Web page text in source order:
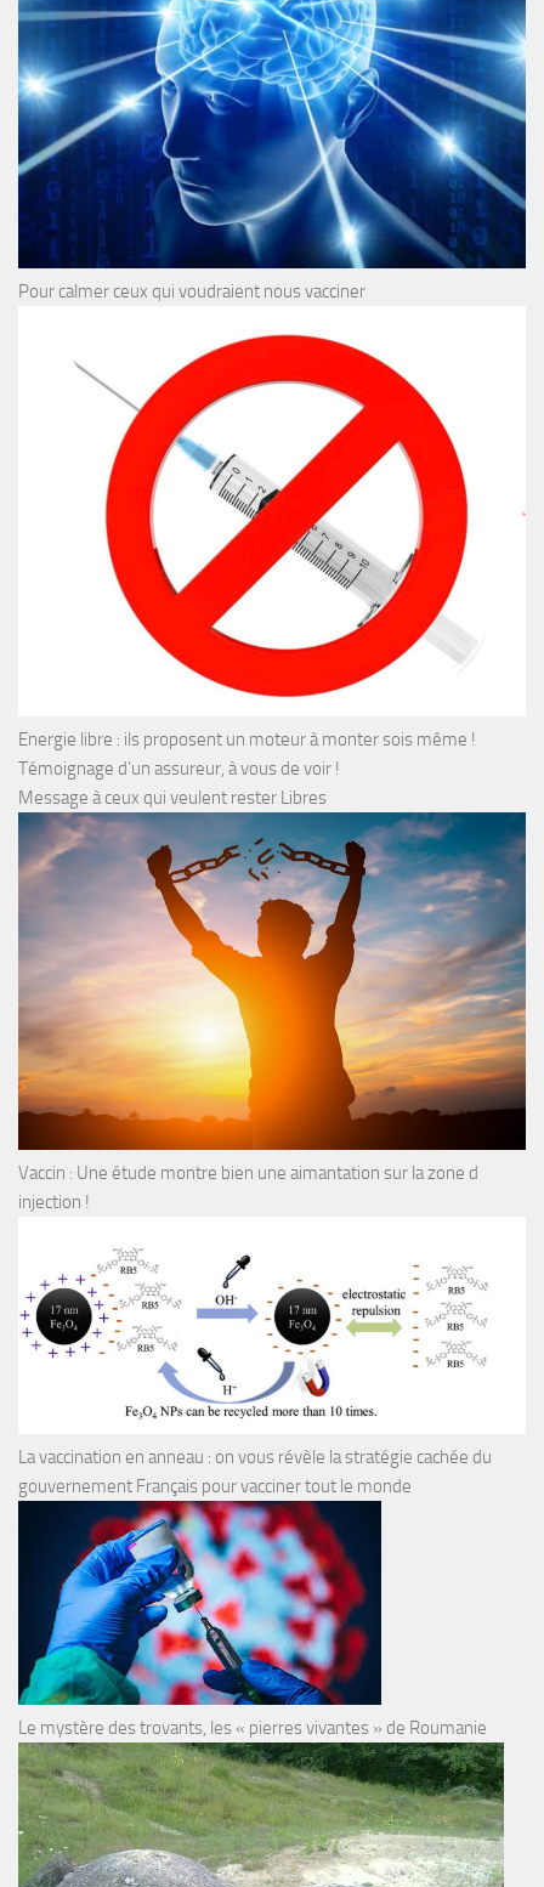
Pour calmer ceux qui voudraient nous vacciner
Energie libre : ils proposent un moteur à monter sois même !
Témoignage d’un assureur, à vous de voir !
Message à ceux qui veulent rester Libres
Vaccin : Une étude montre bien une aimantation sur la zone d
injection !
La vaccination en anneau : on vous révèle la stratégie cachée du
gouvernement Français pour vacciner tout le monde
Le mystère des trovants, les « pierres vivantes » de Roumanie